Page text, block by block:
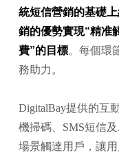
統短信營銷的基礎
銷的優勢實現“精准
費”的目標。每個環
務助力。
DigitalBay提供的互
機掃碼、SMS短信
場景觸達用戶，讓